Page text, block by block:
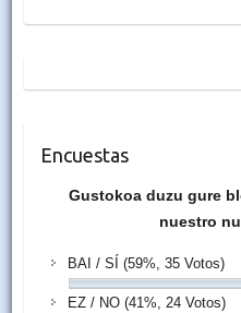
Encuestas
Gustokoa duzu gure
nuestro
BAI / SÍ (59%, 35 Votos)
EZ / NO (41%, 24 Votos)